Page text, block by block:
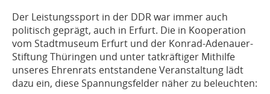
Der Leistungssport in der DDR war immer auch
politisch geprägt, auch in Erfurt. Die in Kooperation
vom Stadtmuseum Erfurt und der Konrad-Adenauer-
Stiftung Thüringen und unter tatkräftiger Mithilfe
unseres Ehrenrats entstandene Veranstaltung lädt
dazu ein, diese Spannungsfelder näher zu beleuchten: